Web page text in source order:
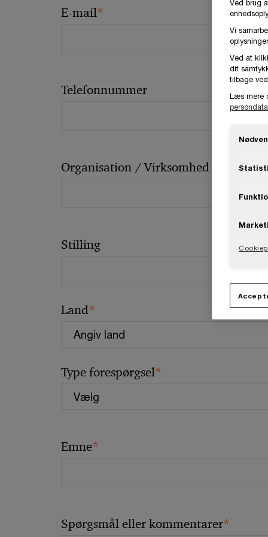
E-mail*
Telefonnummer
Organisation / Virksomhed
Stilling
Land*
Type forespørgsel*
Emne*
Spørgsmål eller kommentarer*
Ved brug
Vi
Ved at
dit
tilbage
Læs mere